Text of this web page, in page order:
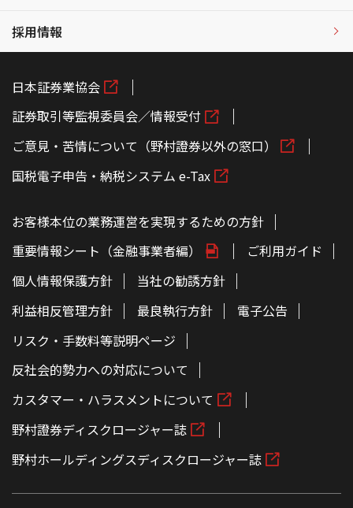
採用情報
日本証券業協会
証券取引等監視委員会／情報受付
ご意見・苦情について（野村證券以外の窓口）
国税電子申告・納税システム e-Tax
お客様本位の業務運営を実現するための方針
重要情報シート（金融事業者編）
ご利用ガイド
個人情報保護方針
当社の勧誘方針
利益相反管理方針
最良執行方針
電子公告
リスク・手数料等説明ページ
反社会的勢力への対応について
カスタマー・ハラスメントについて
野村證券ディスクロージャー誌
野村ホールディングスディスクロージャー誌